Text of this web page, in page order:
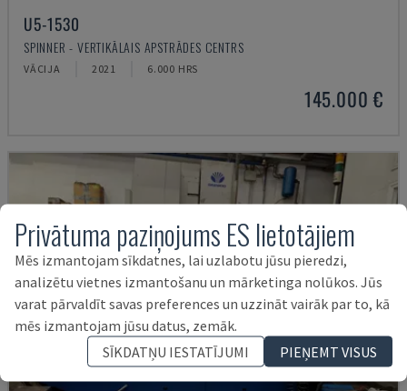
U5-1530
SPINNER - VERTIKĀLAIS APSTRĀDES CENTRS
VĀCIJA 2021 6.000 HRS
145.000 €
Privātuma paziņojums ES lietotājiem
Mēs izmantojam sīkdatnes, lai uzlabotu jūsu pieredzi,
analizētu vietnes izmantošanu un mārketinga nolūkos. Jūs
varat pārvaldīt savas preferences un uzzināt vairāk par to, kā
mēs izmantojam jūsu datus, zemāk.
SĪKDATŅU IESTATĪJUMI
PIEŅEMT VISUS